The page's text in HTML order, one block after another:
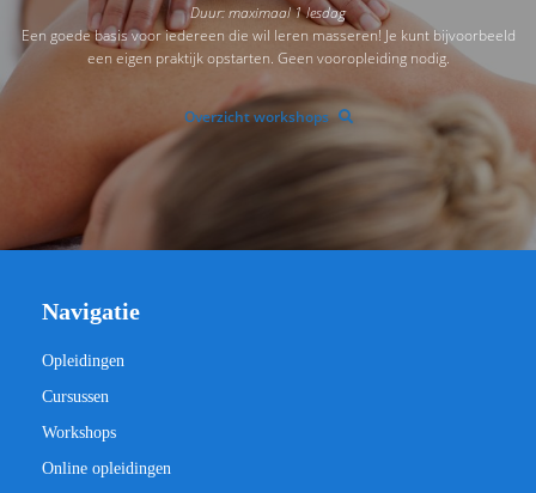
Duur: maximaal 1 lesdag
Een goede basis voor iedereen die wil leren masseren! Je kunt bijvoorbeeld
een eigen praktijk opstarten. Geen vooropleiding nodig.
Overzicht workshops
Navigatie
Opleidingen
Cursussen
Workshops
Online opleidingen